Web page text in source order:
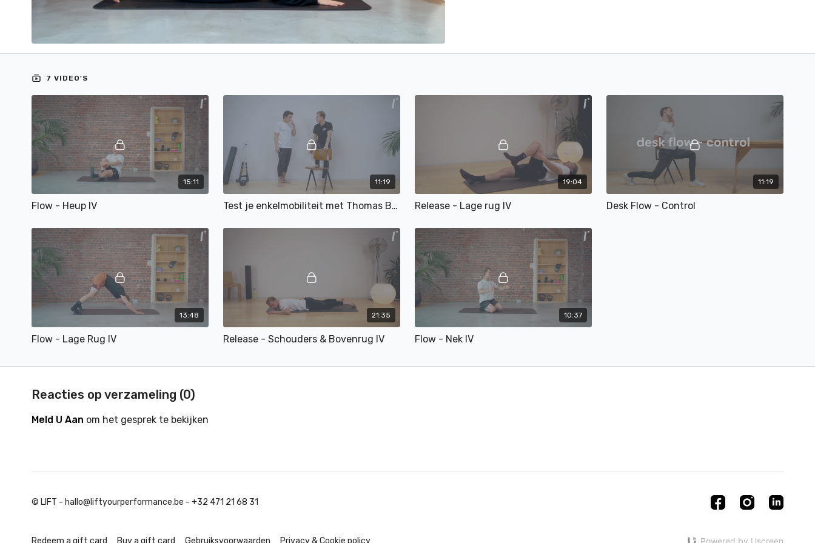
7 VIDEO'S
15:11
Flow - Heup IV
11:19
Test je enkelmobiliteit met Thomas Briels
19:04
Release - Lage rug IV
11:19
Desk Flow - Control
13:48
Flow - Lage Rug IV
21:35
Release - Schouders & Bovenrug IV
10:37
Flow - Nek IV
Reacties op verzameling (0)
Meld U Aan om het gesprek te bekijken
© LIFT - hallo@liftyourperformance.be - +32 471 21 68 31
Powered by Uscreen